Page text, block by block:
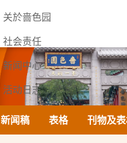
关於啬色园
社会责任
新闻中心
活动日志
联络我们
新闻稿 表格 刊物及